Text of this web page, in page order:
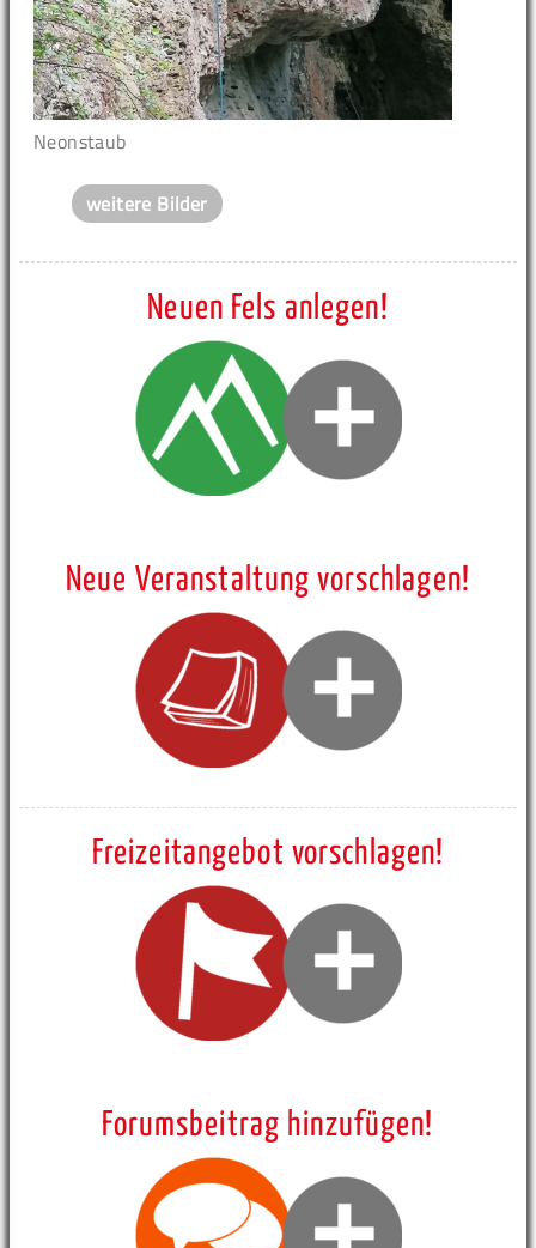
Neonstaub
weitere Bilder
Neuen Fels anlegen!
Neue Veranstaltung vorschlagen!
Freizeitangebot vorschlagen!
Forumsbeitrag hinzufügen!